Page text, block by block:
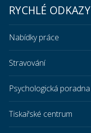
RYCHLÉ ODKAZY
Nabídky práce
Stravování
Psychologická poradna
Tiskařské centrum